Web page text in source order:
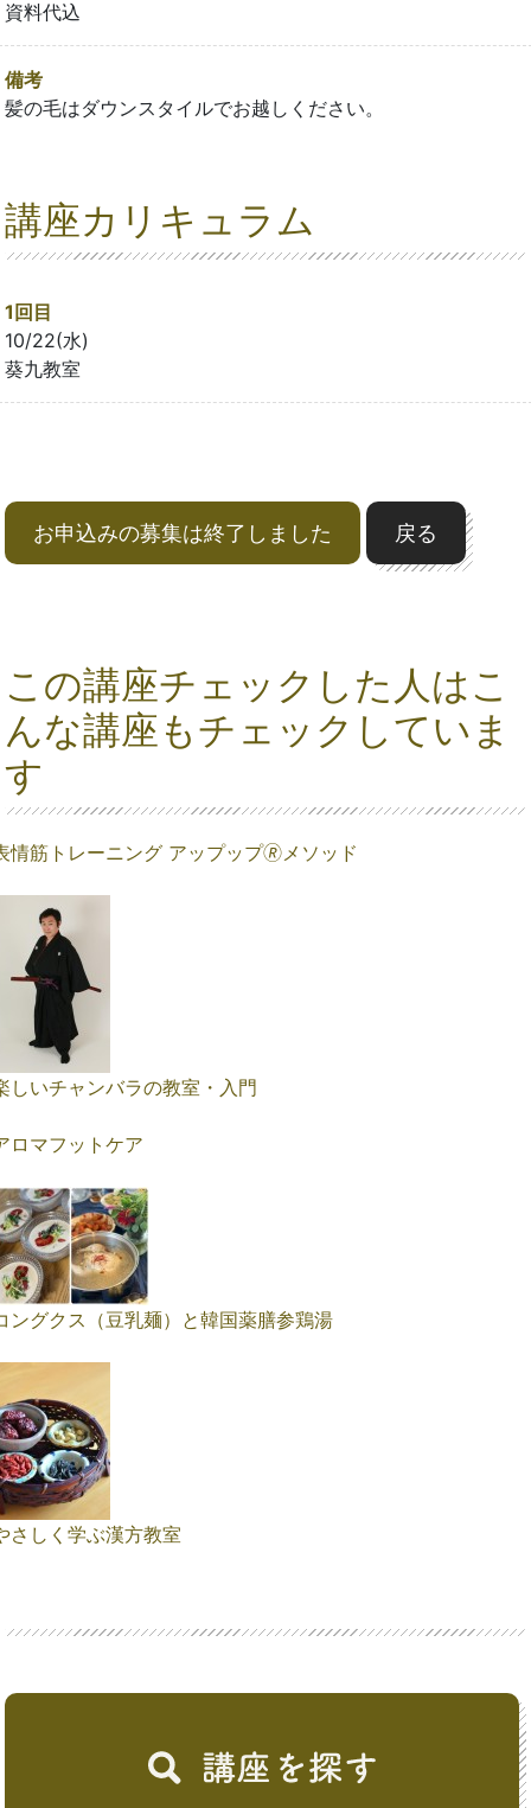
資料代込
備考
髪の毛はダウンスタイルでお越しください。
講座カリキュラム
1回目
10/22(水)
葵九教室
お申込みの募集は終了しました 戻る
この講座チェックした人はこ
んな講座もチェックしていま
す
情筋トレーニング アップップ🄬メソッド
しいチャンバラの教室・入門
ロマフットケア
ングクス（豆乳麺）と韓国薬膳参鶏湯
さしく学ぶ漢方教室